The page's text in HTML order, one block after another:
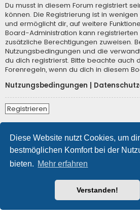
Diese Website nutzt Cookies, um
bestmöglichen Komfort bei der
bieten. Mehr erfahren
Verstanden!
Du musst in diesem Forum registriert
können. Die Registrierung ist in
und ermöglicht dir, auf weitere
Board-Administration kann registrierten
zusätzliche Berechtigungen zuweisen.
Nutzungsbedingungen und die
du dich registrierst. Bitte beachte auch
Forenregeln, wenn du dich in diesem
Nutzungsbedingungen
Registrieren
Startseite Foren-Übersicht
Powered by
®